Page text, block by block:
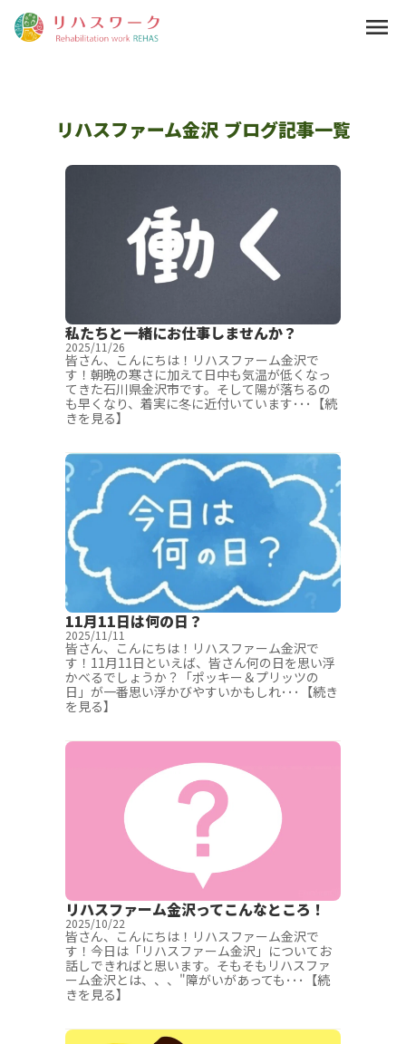
menu
リハスファーム金沢 ブログ記事一覧
私たちと一緒にお仕事しませんか？
2025/11/26
皆さん、こんにちは！リハスファーム金沢で
す！朝晩の寒さに加えて日中も気温が低くなっ
てきた石川県金沢市です。そして陽が落ちるの
も早くなり、着実に冬に近付いています･･･【続
きを見る】
11月11日は何の日？
2025/11/11
皆さん、こんにちは！リハスファーム金沢で
す！11月11日といえば、皆さん何の日を思い浮
かべるでしょうか？「ポッキー＆プリッツの
日」が一番思い浮かびやすいかもしれ･･･【続き
を見る】
リハスファーム金沢ってこんなところ！
2025/10/22
皆さん、こんにちは！リハスファーム金沢で
す！今日は「リハスファーム金沢」についてお
話しできればと思います。そもそもリハスファ
ーム金沢とは、、、"障がいがあっても･･･【続
きを見る】